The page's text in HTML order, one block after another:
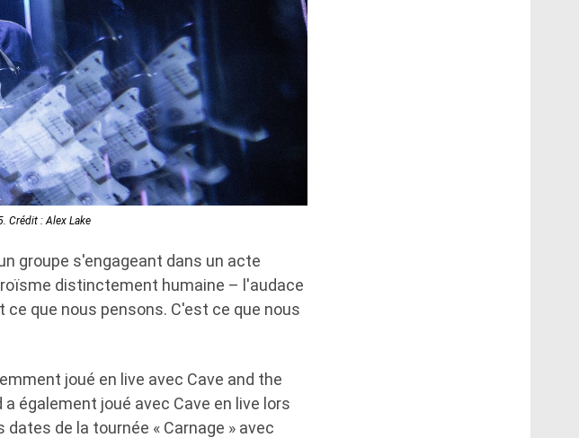
Crédit : Alex Lake
groupe s'engageant dans un acte
distinctement humaine – l'audace
ce que nous pensons. C'est ce que nous
joué en live avec Cave and the
également joué avec Cave en live lors
de la tournée « Carnage » avec